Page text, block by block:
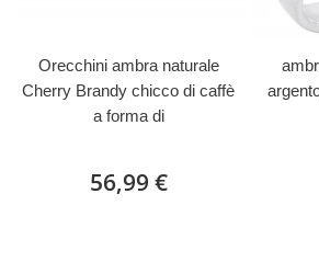
Orecchini ambra naturale
Cherry Brandy chicco di caffè
a forma di
56,99 €